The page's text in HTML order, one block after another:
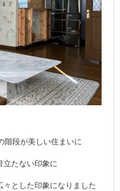
階段が美しい住まいに
立たない印象に
々とした印象になりました